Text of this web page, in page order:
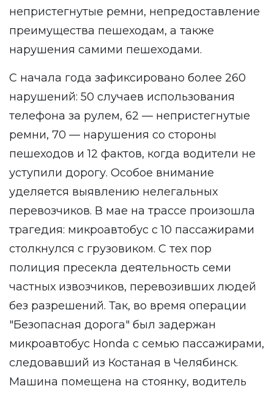
непристегнутые ремни, непредоставление
преимущества пешеходам, а также
нарушения самими пешеходами.
С начала года зафиксировано более 260
нарушений: 50 случаев использования
телефона за рулем, 62 — непристегнутые
ремни, 70 — нарушения со стороны
пешеходов и 12 фактов, когда водители не
уступили дорогу. Особое внимание
уделяется выявлению нелегальных
перевозчиков. В мае на трассе произошла
трагедия: микроавтобус с 10 пассажирами
столкнулся с грузовиком. С тех пор
полиция пресекла деятельность семи
частных извозчиков, перевозивших людей
без разрешений. Так, во время операции
"Безопасная дорога" был задержан
микроавтобус Honda с семью пассажирами,
следовавший из Костаная в Челябинск.
Машина помещена на стоянку, водитель